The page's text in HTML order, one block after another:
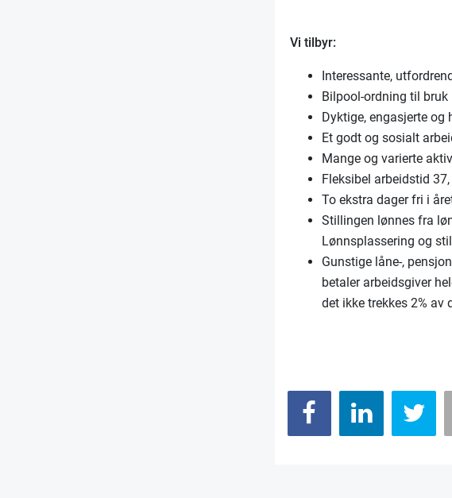
Vi tilbyr:
Interessante,
Bilpool-ordning til bruk
Dyktige, engasjerte og
Et godt og sosialt
Mange og varierte
Fleksibel arbeidstid
To ekstra dager fri i
Stillingen lønnes fra
Lønnsplassering og
Gunstige låne-,
betaler arbeidsgiver
det ikke trekkes 2%